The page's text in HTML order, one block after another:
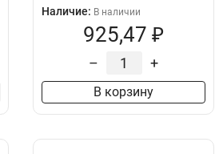
Наличие: В наличии
925,47 ₽
– +
В корзину